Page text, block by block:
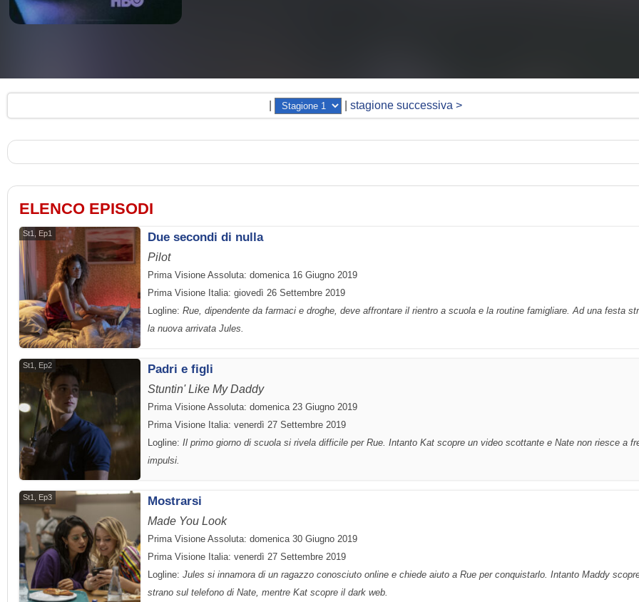
stagione successiva >
ELENCO EPISODI
St1, Ep1 Due secondi di nulla
Pilot
Prima Visione Assoluta: domenica 16 Giugno 2019
Prima Visione Italia: giovedì 26 Settembre 2019
Logline: Rue, dipendente da farmaci e droghe, deve affrontare il rientro a scuola e la routine famigliare. Ad una festa
la nuova arrivata Jules.
St1, Ep2 Padri e figli
Stuntin' Like My Daddy
Prima Visione Assoluta: domenica 23 Giugno 2019
Prima Visione Italia: venerdì 27 Settembre 2019
Logline: Il primo giorno di scuola si rivela difficile per Rue. Intanto Kat scopre un video scottante e Nate non riesce a
impulsi.
St1, Ep3 Mostrarsi
Made You Look
Prima Visione Assoluta: domenica 30 Giugno 2019
Prima Visione Italia: venerdì 27 Settembre 2019
Logline: Jules si innamora di un ragazzo conosciuto online e chiede aiuto a Rue per conquistarlo. Intanto Maddy
strano sul telefono di Nate, mentre Kat scopre il dark web.